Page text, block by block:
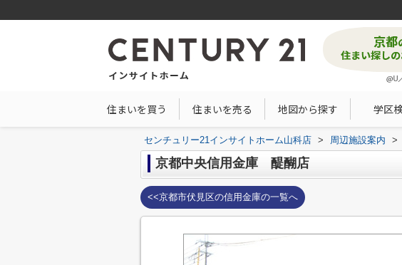
住まいを買う 住まいを売る 地図から探す 学区
センチュリー21インサイトホーム山科店 > 周辺施設案内 >
京都中央信用金庫 醍醐店
<<京都市伏見区の信用金庫の一覧へ